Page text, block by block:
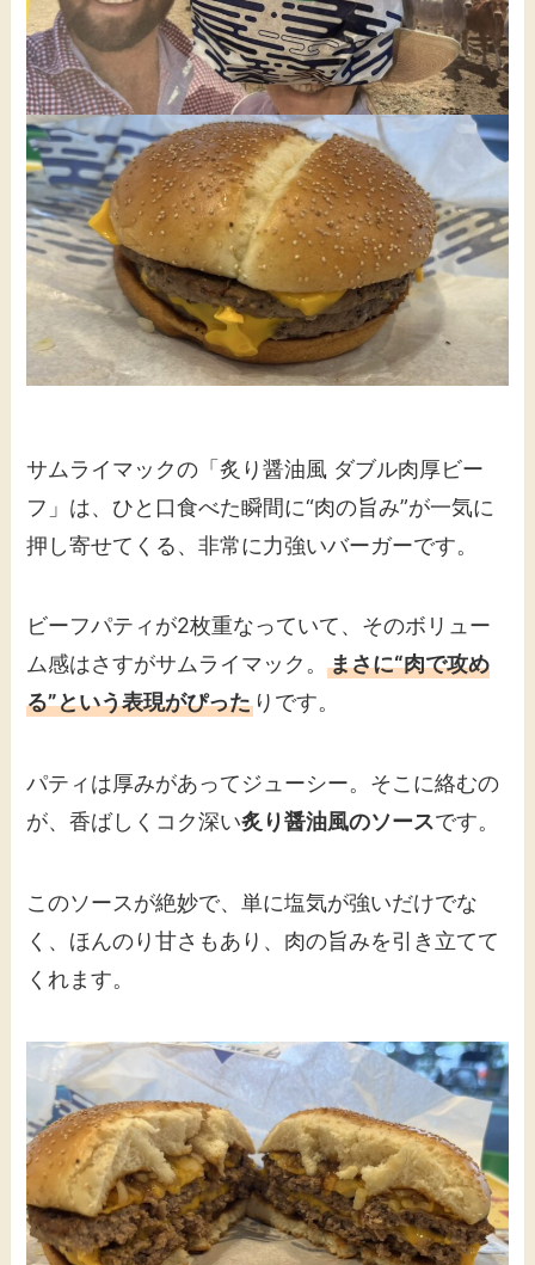
サムライマックの「炙り醤油風 ダブル肉厚ビー
フ」は、ひと口食べた瞬間に“肉の旨み”が一気に
押し寄せてくる、非常に力強いバーガーです。
ビーフパティが2枚重なっていて、そのボリュー
ム感はさすがサムライマック。まさに“肉で攻め
る”という表現がぴった りです。
パティは厚みがあってジューシー。そこに絡むの
が、香ばしくコク深い炙り醤油風のソースです。
このソースが絶妙で、単に塩気が強いだけでな
く、ほんのり甘さもあり、肉の旨みを引き立てて
くれます。